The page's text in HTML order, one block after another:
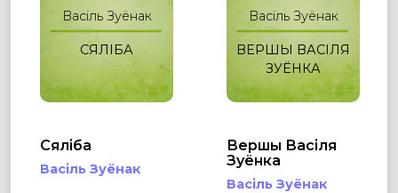
Васіль Зуёнак
СЯЛІБА
Сяліба
Васіль Зуёнак
Васіль Зуёнак
ВЕРШЫ ВАСІЛЯ
ЗУЁНКА
Вершы Васіля
Зуёнка
Васіль Зуёнак